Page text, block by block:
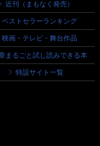
近刊（まもなく発売）
ベストセラーランキング
映画・テレビ・舞台作品
まるごと試し読みできる本
特設サイト一覧